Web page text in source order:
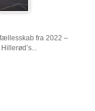
fra 2022 –